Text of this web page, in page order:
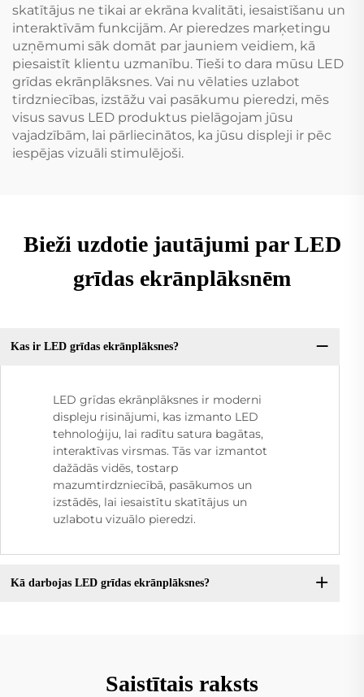
skatītājus ne tikai ar ekrāna kvalitāti, iesaistīšanu un
interaktīvām funkcijām. Ar pieredzes marķetingu
uzņēmumi sāk domāt par jauniem veidiem, kā
piesaistīt klientu uzmanību. Tieši to dara mūsu LED
grīdas ekrānplāksnes. Vai nu vēlaties uzlabot
tirdzniecības, izstāžu vai pasākumu pieredzi, mēs
visus savus LED produktus pielāgojam jūsu
vajadzībām, lai pārliecinātos, ka jūsu displeji ir pēc
iespējas vizuāli stimulējoši.
Bieži uzdotie jautājumi par LED
grīdas ekrānplāksnēm
Kas ir LED grīdas ekrānplāksnes?
LED grīdas ekrānplāksnes ir moderni
displeju risinājumi, kas izmanto LED
tehnoloģiju, lai radītu satura bagātas,
interaktīvas virsmas. Tās var izmantot
dažādās vidēs, tostarp
mazumtirdzniecībā, pasākumos un
izstādēs, lai iesaistītu skatītājus un
uzlabotu vizuālo pieredzi.
Kā darbojas LED grīdas ekrānplāksnes?
Saistītais raksts